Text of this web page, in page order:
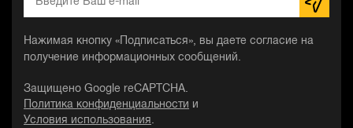
Нажимая кнопку «Подписаться», вы даете согласие на
получение информационных сообщений.
Защищено Google reCAPTCHA.
Политика конфиденциальности
и
Условия использования .